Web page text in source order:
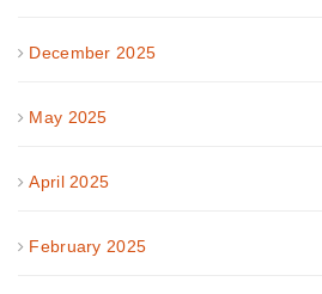
December 2025
May 2025
April 2025
February 2025